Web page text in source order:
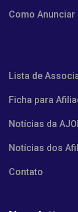
Como Anunciar
Lista de
Ficha para
Notícias da
Notícias dos
Contato